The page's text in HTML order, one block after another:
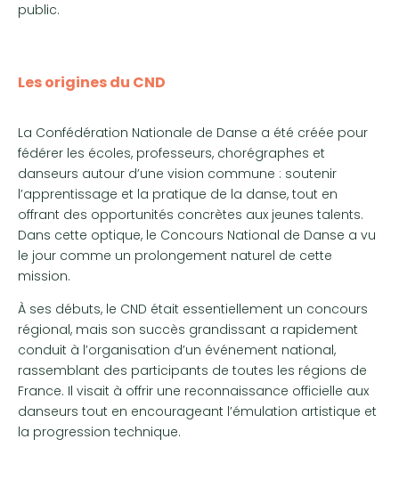
public.
Les origines du CND
La Confédération Nationale de Danse a été créée pour
fédérer les écoles, professeurs, chorégraphes et
danseurs autour d’une vision commune : soutenir
l’apprentissage et la pratique de la danse, tout en
offrant des opportunités concrètes aux jeunes talents.
Dans cette optique, le Concours National de Danse a vu
le jour comme un prolongement naturel de cette
mission.
À ses débuts, le CND était essentiellement un concours
régional, mais son succès grandissant a rapidement
conduit à l’organisation d’un événement national,
rassemblant des participants de toutes les régions de
France. Il visait à offrir une reconnaissance officielle aux
danseurs tout en encourageant l’émulation artistique et
la progression technique.